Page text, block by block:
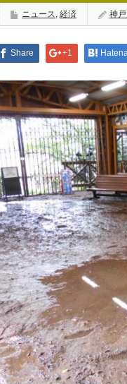
ニュース, 経済 神
Share +1